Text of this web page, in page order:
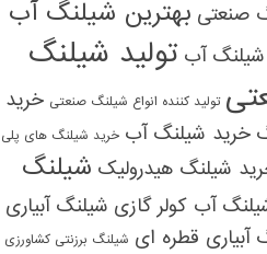
صنعتی بهترین شیلنگ آب
شیلنگ آب تولید شیلنگ
تولید کننده انواع شیلنگ صنعتی خرید
خرید شیلنگ آب خرید شیلنگ های پلی
شیلنگ هیدرولیک شیلنگ
آب کولر گازی شیلنگ آبیاری
آبیاری قطره ای شیلنگ برزنتی کشاورزی